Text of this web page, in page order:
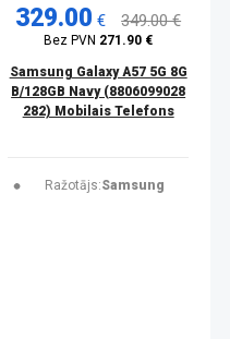
329.00 € 349.00 €
Bez PVN 271.90 €
Samsung Galaxy A57 5G 8G
B/128GB Navy (8806099028
282) Mobilais Telefons
Ražotājs:Samsung